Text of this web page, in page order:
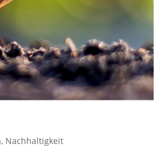
, Nachhaltigkeit